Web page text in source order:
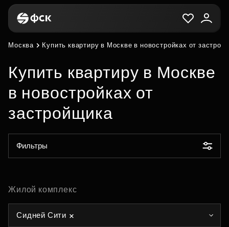
Москва Купить квартиру в Москве в новостройках от
Купить квартиру в Москве
в новостройках от
застройщика
Фильтры
Жилой комплекс
Сидней Сити